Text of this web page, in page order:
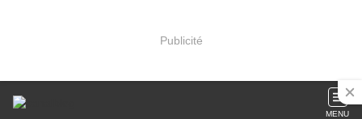
Publicité
MENU